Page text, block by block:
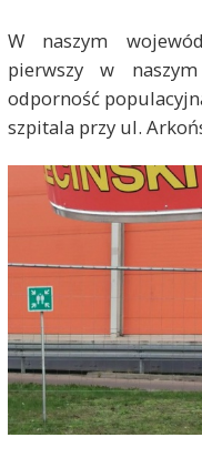
W naszym
pierwszy w
odporność
szpitala przy ul.